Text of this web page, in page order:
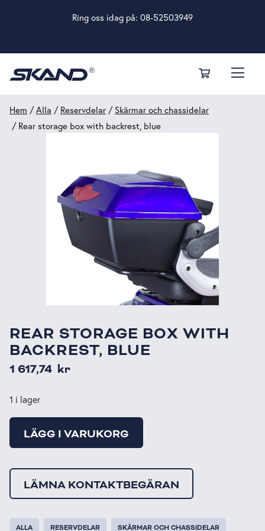
Ring oss idag på: 08-52503949
Hem /Alla / Reservdelar / Skärmar och chassidelar
/ Rear storage box with backrest, blue
REAR STORAGE BOX WITH
BACKREST, BLUE
1 617,74 kr
1 i lager
LÄGG I VARUKORG
LÄMNA KONTAKTBEGÄRAN
ALLA RESERVDELAR SKÄRMAR OCH CHASSIDELAR